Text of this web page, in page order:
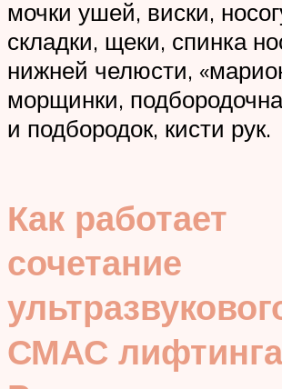
мочки ушей, виски,
складки, щеки, спинка
нижней челюсти,
морщинки,
и подбородок, кисти рук.
Как работает
сочетание
СМАС